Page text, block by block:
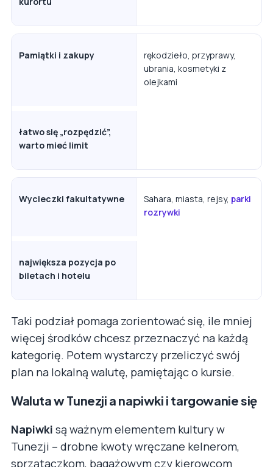
Pamiątki i zakupy
rękodzieło, przyprawy,
ubrania, kosmetyki z
olejkami
łatwo się „rozpędzić”,
warto mieć limit
Wycieczki fakultatywne Sahara, miasta, rejsy, parki
rozrywki
największa pozycja po
biletach i hotelu
Taki podział pomaga zorientować się, ile mniej
więcej środków chcesz przeznaczyć na każdą
kategorię. Potem wystarczy przeliczyć swój
plan na lokalną walutę, pamiętając o kursie.
Waluta w Tunezji a napiwki i targowanie się
Napiwki są ważnym elementem kultury w
Tunezji – drobne kwoty wręczane kelnerom,
sprzątaczkom, bagażowym czy kierowcom